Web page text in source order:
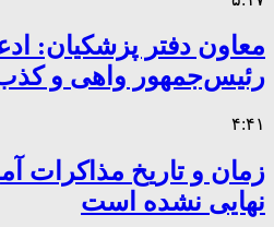
معاون دفتر پزشکیان:
رئیس‌جمهور واهی و
۴:۴۱
زمان و تاریخ مذاکرات
نهایی نشده است